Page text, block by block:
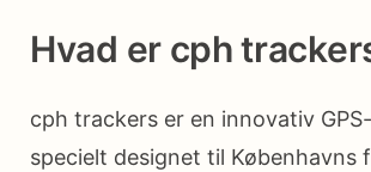
Hvad er cph
cph trackers er en innovativ
specielt designet til Københavns